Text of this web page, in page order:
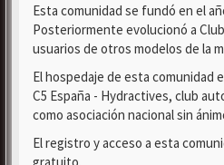
Esta comunidad se fundó en el
Posteriormente evolucionó a
usuarios de otros modelos de la
El hospedaje de esta comunidad
C5 España - Hydractives, club
como asociación nacional sin
El registro y acceso a esta